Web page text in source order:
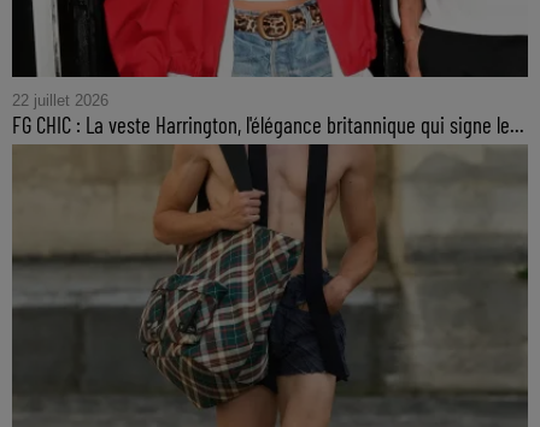
22 juillet 2026
FG CHIC : La veste Harrington, l'élégance britannique qui signe le...